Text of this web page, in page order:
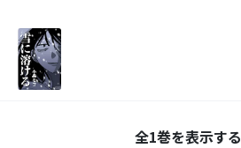
全1巻を表示する